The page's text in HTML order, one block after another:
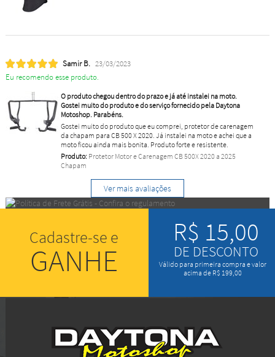
Samir B. 23/03/2023
Eu recomendo esse produto.
O produto chegou dentro do prazo e já até instalei na moto.
Gostei muito do produto e do serviço fornecido pela Daytona
Motoshop. Parabéns.
Gostei muito do produto que eu comprei, protetor de carenagem
da chapam para CB 500 X 2020. Já instalei na moto e achei que a
moto ficou ainda mais bonita. Produto forte e resistente.
Produto:Protetor Motor e Carenagem CB 500X 2020 a 2025
Chapam
Ver mais avaliações
Cadastre-se e
GANHE
R$ 15,00
DE DESCONTO
Válido para primeira compra e valor
acima de R$ 199,00